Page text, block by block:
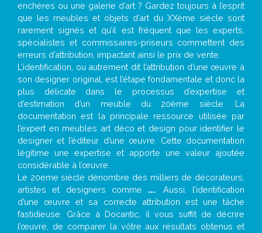
enchères ou une galerie d’art ? Gardez toujours à l’esprit
que les meubles et objets d’art du XXème siècle sont
rarement signés et qu’il est fréquent que les experts,
spécialistes et commissaires-priseurs commettent des
erreurs d’attribution, impactant ainsi le prix de vente.
L’identification, ou autrement dit l’attribution d’une œuvre à
son designer original, est l’étape fondamentale et donc la
plus délicate dans le processus d’expertise et
d’estimation d’un meuble du 20ème siècle. La
documentation est la principale ressource utilisée par
l’expert en meubles art déco et design pour identifier le
designer et l’éditeur d’une œuvre. Cette documentation
légitime une expertise et apporte une valeur ajoutée
considérable à l’œuvre.
Le 20eme siècle dénombre des milliers de décorateurs,
artistes et designers comme ... . Aussi, l’identification
d’une œuvre et sa correcte attribution est une tâche
fastidieuse. Grâce à Docantic, il vous suffit de décrire
l’œuvre, de comparer la vôtre aux résultats obtenus et